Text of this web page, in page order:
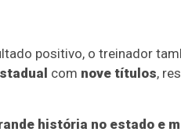
positivo, o treinador
com nove títulos,
história no estado e